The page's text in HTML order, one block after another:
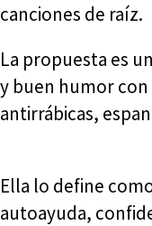
canciones de raíz.
La propuesta es
y buen humor
antirrábicas,
Ella lo define
autoayuda,